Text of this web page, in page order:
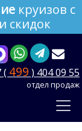
круизов с
скидок
( 499 ) 404 09 55
отдел продаж